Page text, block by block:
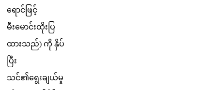
ရင ဖင
မမငထ ပ
ထသည) က နပ
ပ
သင၏ရခယမ